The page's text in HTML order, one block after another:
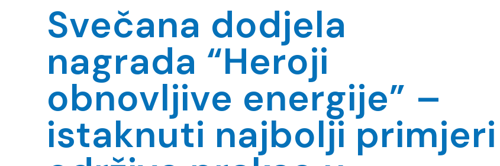
Svečana dodjela
nagrada “Heroji
obnovljive energije” –
istaknuti najbolji primjeri